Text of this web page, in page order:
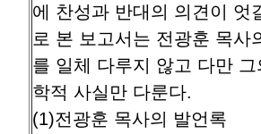
에 찬성과 반대의 의견이 엇
로 본 보고서는 전광훈 목사
를 일체 다루지 않고 다만 그
학적 사실만 다룬다.
(1)전광훈 목사의 발언록